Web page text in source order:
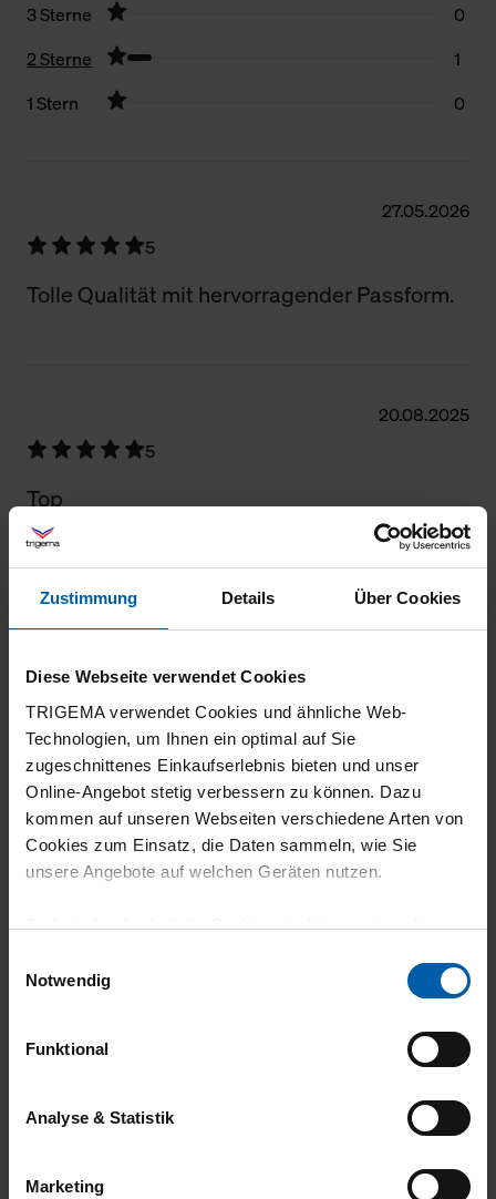
Zustimmung Details Über Cookies
Diese Webseite verwendet Cookies
TRIGEMA verwendet Cookies und ähnliche Web-
Technologien, um Ihnen ein optimal auf Sie
zugeschnittenes Einkaufserlebnis bieten und unser
Online-Angebot stetig verbessern zu können. Dazu
kommen auf unseren Webseiten verschiedene Arten von
Cookies zum Einsatz, die Daten sammeln, wie Sie
unsere Angebote auf welchen Geräten nutzen.
Technisch erforderliche Cookies sind eine notwendige
grundlegende Funktionen wie etwa zur Auswahl und
gewährleisten.
Für die Darstellung personalisierter Angebote, Anzeigen
und Inhalte aufgrund Ihres Nutzerverhaltens und Ihres
Zwecke zur Analyse und Optimierung unserer
Notwendig
Funktional
Analyse & Statistik
Marketing
3 Sterne
0
2 Sterne
1
1 Stern
0
27.05.2026
5
Tolle Qualität mit hervorragender Passform.
20.08.2025
5
Top
Ich bin hin und weg von meinem neuen
Sporttop! Der Stoff fühlt sich toll an, obwohl
es weiß ist, schimmert selbst ein schwarzer
Sportbh kaum durch und es sitzt bei jeder
Bewegung, wo es soll.
Das top ist etwas klein ausgefallen - die
29.08.2024